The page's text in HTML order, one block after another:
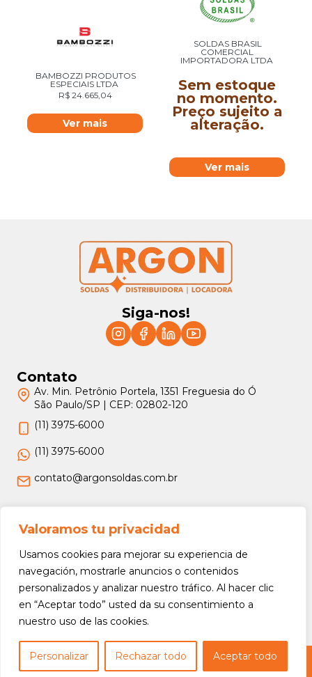
Valoramos tu privacidad
Usamos cookies para mejorar su experiencia de
navegación, mostrarle anuncios o contenidos
personalizados y analizar nuestro tráfico. Al hacer clic
en “Aceptar todo” usted da su consentimiento a
nuestro uso de las cookies.
Personalizar Rechazar todo Aceptar todo
BAMBOZZI PRODUTOS
ESPECIAIS LTDA
R$24.665,04
Ver mais
SOLDAS BRASIL
COMERCIAL
IMPORTADORA LTDA
Sem estoque
no momento.
Preço sujeito a
alteração.
Ver mais
Siga-nos!
Contato
Av. Min. Petrônio Portela, 1351 Freguesia do Ó
São Paulo/SP | CEP: 02802-120
(11) 3975-6000
(11) 3975-6000
contato@argonsoldas.com.br
Jurídico
Termos e Condições
Política de Privacidade
Política de Devolução e Reembolso
Copyright © 2026 Argon Soldas (Lei 9610 de 19/02/1998) - Todos os direitos
reservados.